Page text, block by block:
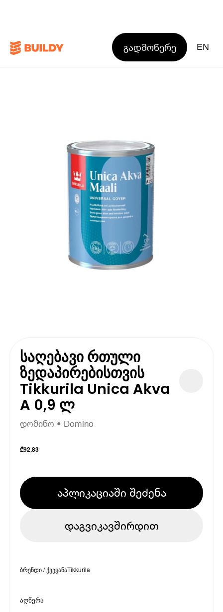
გადმოწერე EN
საღებავი რთული
ზედაპირებისთვის
Tikkurila Unica Akva
A 0,9 ლ
დომინო • Domino
₾92.83
აპლიკაციაში შეძენა
დაგვიკავშირდით
ბრენდი / ქვეყანაTikkurila
აღწერა